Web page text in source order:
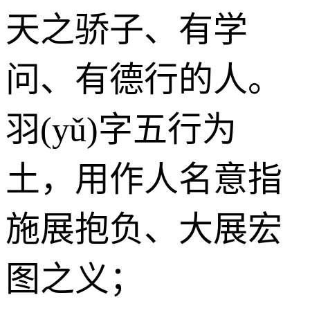
天之骄子、有学
问、有德行的人。
羽(yǔ)字五行为
土，用作人名意指
施展抱负、大展宏
图之义；